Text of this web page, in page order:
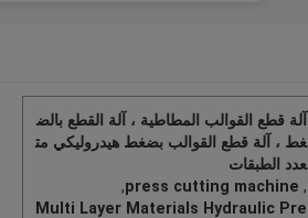
آلة قطع القوالب المطاطية ، آلة القطع بالض
غط ، آلة قطع القوالب بضغط هيدروليكي مت
عدد الطبقات
,
press cutting machine
,
Multi Layer Materials Hydraulic Pre